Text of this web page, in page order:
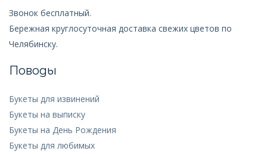
Звонок бесплатный.
Бережная круглосуточная доставка свежих цветов по
Челябинску.
Поводы
Букеты для извинений
Букеты на выписку
Букеты на День Рождения
Букеты для любимых